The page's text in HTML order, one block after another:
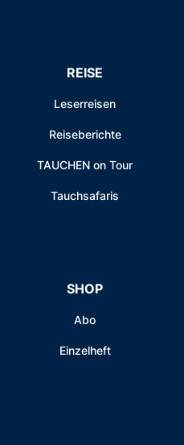
REISE
Leserreisen
Reiseberichte
TAUCHEN on Tour
Tauchsafaris
SHOP
Abo
Einzelheft